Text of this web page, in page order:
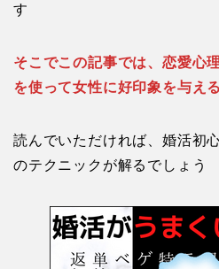
す
そこでこの記事では、恋愛心
を使って女性に好印象を与え
読んでいただければ、婚活初
のテクニックが解るでしょう